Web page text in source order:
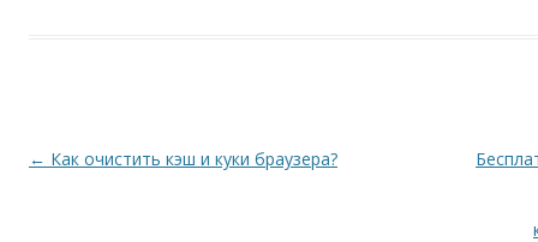
Навигация по записям
← Как очистить кэш и куки браузера?